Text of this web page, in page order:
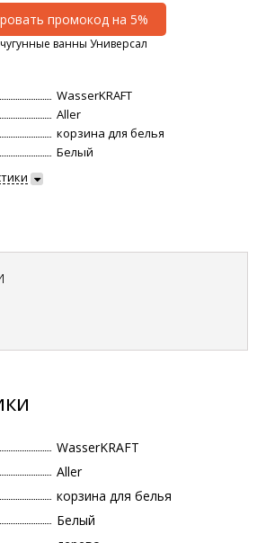
промокод на 5%
ванны Универсал
WasserKRAFT
Aller
корзина для белья
Белый
WasserKRAFT
Aller
корзина для белья
Белый